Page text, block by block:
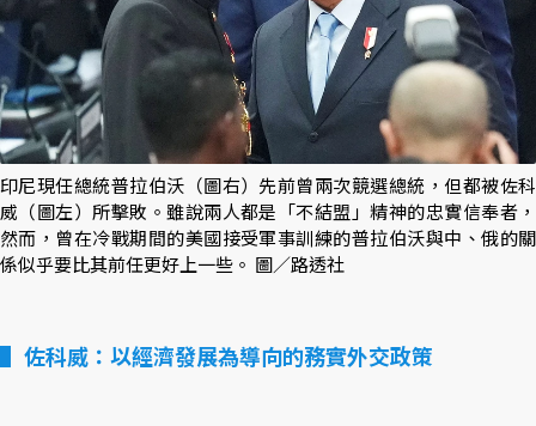
印尼現任總統普拉伯沃（圖右）先前曾兩次競選總統，但都被佐科
威（圖左）所擊敗。雖說兩人都是「不結盟」精神的忠實信奉者，
然而，曾在冷戰期間的美國接受軍事訓練的普拉伯沃與中、俄的關
係似乎要比其前任更好上一些。 圖／路透社
佐科威：以經濟發展為導向的務實外交政策